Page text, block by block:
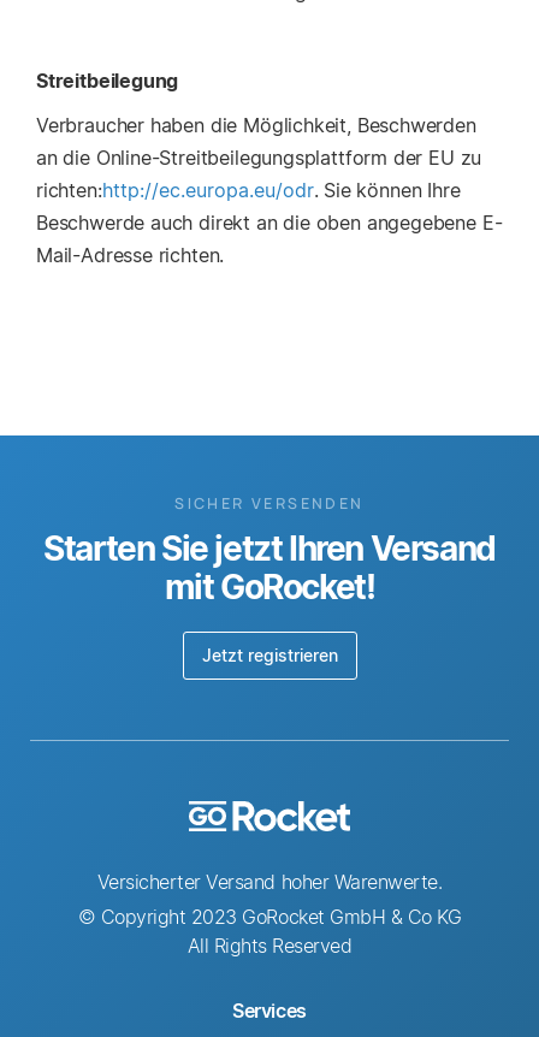
Streitbeilegung
Verbraucher haben die Möglichkeit, Beschwerden
an die Online-Streitbeilegungsplattform der EU zu
richten:http://ec.europa.eu/odr. Sie können Ihre
Beschwerde auch direkt an die oben angegebene E-
Mail-Adresse richten.
SICHER VERSENDEN
Starten Sie jetzt Ihren Versand
mit GoRocket!
Jetzt registrieren
Versicherter Versand hoher Warenwerte.
© Copyright 2023 GoRocket GmbH & Co KG
All Rights Reserved
Services